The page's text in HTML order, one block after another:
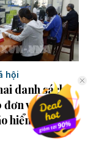
hội
danh sách
đơn vị chậm
hiểm